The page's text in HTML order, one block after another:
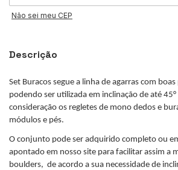
Não sei meu CEP
Descrição
Set Buracos segue a linha de agarras com
podendo ser utilizada em inclinação de até
consideração os regletes de mono dedos e
módulos e pés.
O conjunto pode ser adquirido completo ou
apontado em nosso site para facilitar assim a
boulders, de acordo a sua necessidade de